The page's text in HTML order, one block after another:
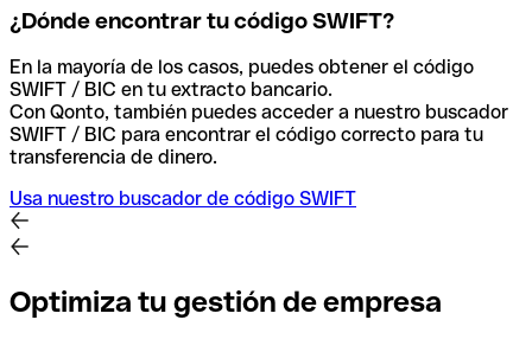
¿Dónde encontrar tu código SWIFT?
En la mayoría de los casos, puedes obtener el código
SWIFT / BIC en tu extracto bancario.
Con Qonto, también puedes acceder a nuestro buscador
SWIFT / BIC para encontrar el código correcto para tu
transferencia de dinero.
Usa nuestro buscador de código SWIFT
Optimiza tu gestión de empresa